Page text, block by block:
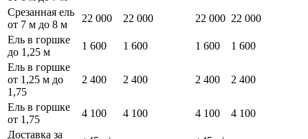
Срезанная ель
от 7 м до 8 м
22 000 22 000 22 000 22 000
Ель в горшке
до 1,25 м
1 600 1 600 1 600
1 600
Ель в горшке
от 1,25 м до
1,75
2 400 2 400 2 400 2 400
Ель в горшке
от 1,75
4 100 4 100 4 100
4 100
Доставка за